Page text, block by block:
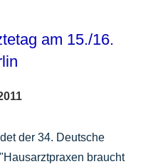
am 15./16.
der 34. Deutsche
braucht